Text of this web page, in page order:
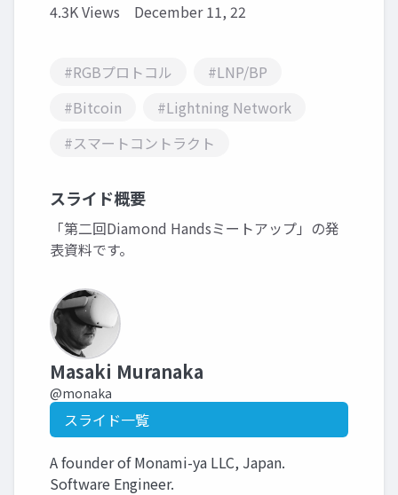
4.3K Views December 11, 22
#RGBプロトコル
#LNP/BP
#Bitcoin
#Lightning Network
#スマートコントラクト
スライド概要
「第二回Diamond Handsミートアップ」の発
表資料です。
Masaki Muranaka
@monaka
スライド一覧
A founder of Monami-ya LLC, Japan.
Software Engineer.